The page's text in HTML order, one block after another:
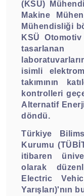
(KSÜ)
Makine
Mühendisliği
KSÜ Otomotiv
isimli
takımının
kontrolleri
Alternatif
döndü.
Türkiye
Kurumu
itibaren
olarak
Electric
Yarışları)'nın